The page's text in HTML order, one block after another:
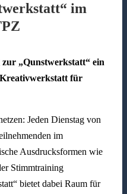
im
„Qunstwerkstatt“ ein
für
Jeden Dienstag von
im
Ausdrucksformen wie
Stimmtraining
bietet dabei Raum für